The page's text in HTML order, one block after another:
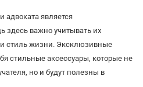
адвоката является
здесь важно учитывать их
стиль жизни. Эксклюзивные
стильные аксессуары, которые не
но и будут полезны в